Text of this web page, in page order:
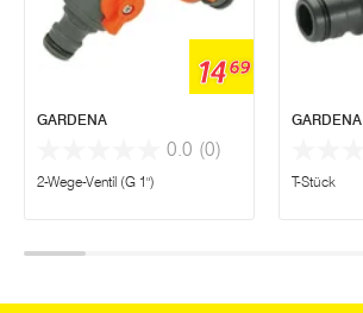
1469
GARDENA
0.0 (0)
2-Wege-Ventil (G 1")
GARDENA
T-Stück